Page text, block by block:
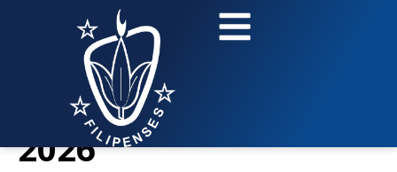
Día:25 de abril de
2026